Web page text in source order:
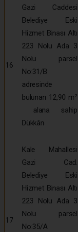
16
Gazi Caddesi
Belediye Eski
Hizmet Binası Altı
223 Nolu Ada 3
Nolu parsel
No:31/B
adresinde
bulunan 12,90 m²
alana sahip
Dükkân
17
Kale Mahallesi
Gazi Cad.
Belediye Eski
Hizmet Binası Altı
223 Nolu Ada 3
Nolu parsel
No:35/A